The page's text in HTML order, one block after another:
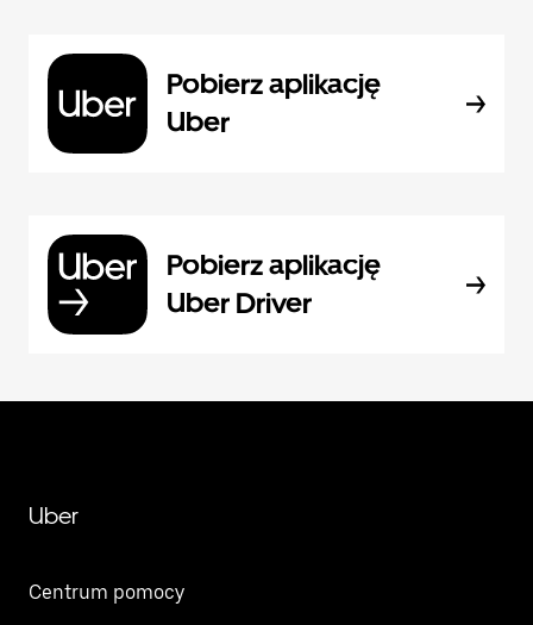
Pobierz aplikację
Uber
Pobierz aplikację
Uber Driver
Uber
Centrum pomocy